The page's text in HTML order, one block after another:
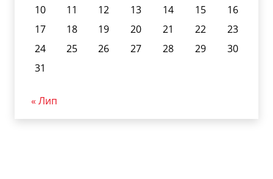
10
11 12 13 14 15
16
17
18 19 20 21 22
23
24
25 26 27 28 29
30
31
« Лип